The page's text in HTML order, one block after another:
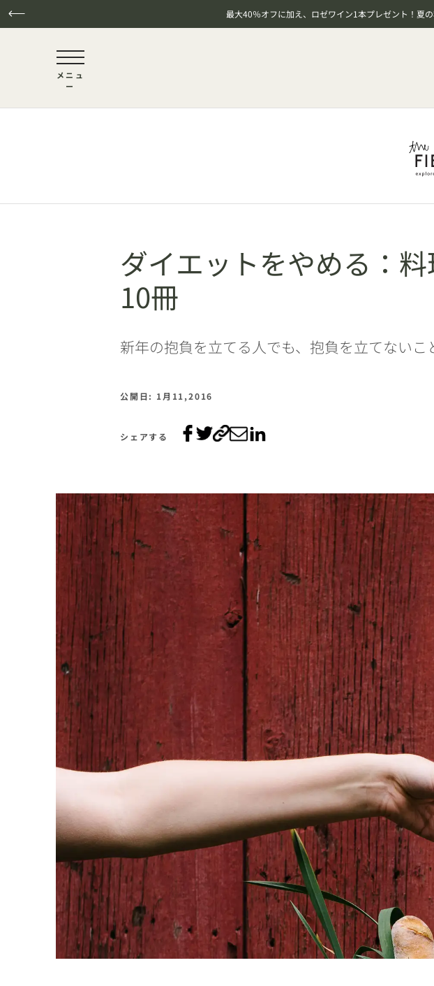
最大40％オフに加え、ロゼワイン1本プレゼント！夏
NaN / 6
メニュ
ー
ダイエットをやめる：
10冊
新年の抱負を立てる人でも、抱負を立てない
公開日: 1月11,2016
シェアする